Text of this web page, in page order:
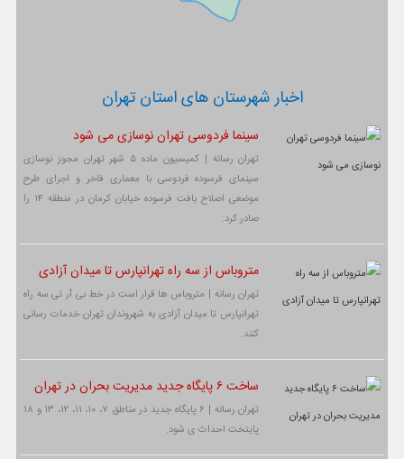
اخبار شهرستان های استان تهران
سینما فردوسی تهران نوسازی می شود
تهران رسانه | کمیسیون ماده ۵ شهر تهران مجوز نوسازی
سینمای فرسوده فردوسی با معماری فاخر و اجرای طرح
موضعی اصلاح بافت فرسوده خیابان کرمان در منطقه ۱۴ را
صادر کرد.
متروباس از سه راه تهرانپارس تا میدان آزادی
تهران رسانه | متروباس ها قرار است در خط بی آر تی سه راه
تهرانپارس تا میدان آزادی به شهروندان تهران خدمات رسانی
کنند.
ساخت ۶ پایگاه جدید مدیریت بحران در تهران
تهران رسانه | ۶ پایگاه جدید در مناطق ۷، ۱۰، ۱۱، ۱۲، ۱۳ و ۱۸
پایتخت احداث ی شود.